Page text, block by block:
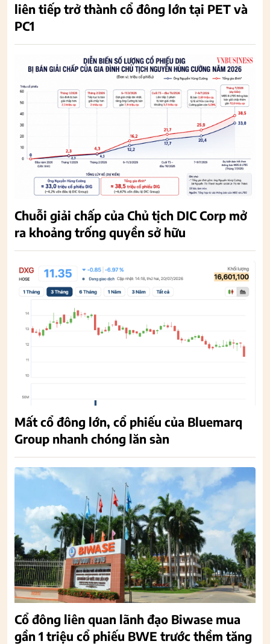
liên tiếp trở thành cổ đông lớn tại PET và
PC1
Chuỗi giải chấp của Chủ tịch DIC Corp mở
ra khoảng trống quyền sở hữu
Mất cổ đông lớn, cổ phiếu của Bluemarq
Group nhanh chóng lăn sàn
Cổ đông liên quan lãnh đạo Biwase mua
gần 1 triệu cổ phiếu BWE trước thềm tăng